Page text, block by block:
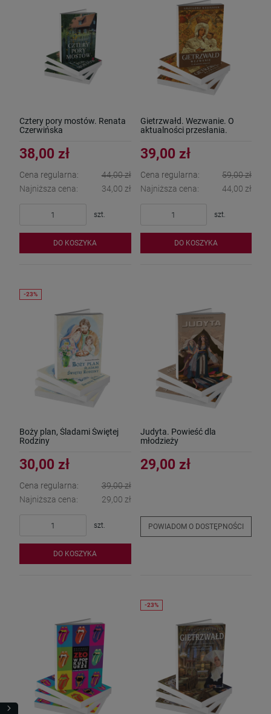
Cztery pory mostów. Renata
Czerwińska
38,00 zł
Cena regularna:
44,00 zł
Najniższa cena:
34,00 zł
szt.
DO KOSZYKA
Gietrzwałd. Wezwanie. O
aktualności przesłania.
39,00 zł
Cena regularna:
59,00 zł
Najniższa cena:
44,00 zł
szt.
DO KOSZYKA
Boży plan, Śladami Świętej
Rodziny
30,00 zł
Cena regularna:
39,00 zł
Najniższa cena:
29,00 zł
szt.
DO KOSZYKA
Judyta. Powieść dla
młodzieży
29,00 zł
POWIADOM O DOSTĘPNOŚCI